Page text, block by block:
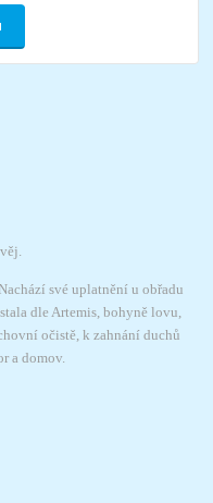
své uplatnění u obřadu
dle Artemis, bohyně lovu,
očistě, k zahnání duchů
a domov.